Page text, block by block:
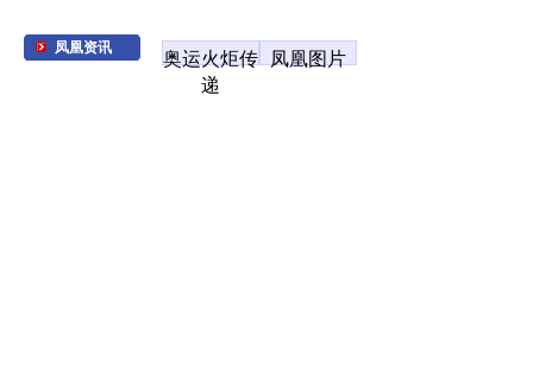
凤凰资讯
奥运火炬传
递
凤凰图片